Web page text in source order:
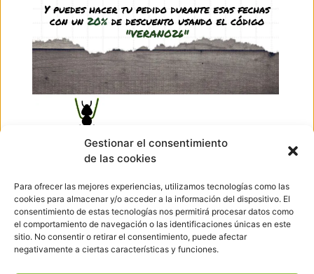
Gestionar el consentimiento
de las cookies
Para ofrecer las mejores experiencias, utilizamos tecnologías como las
cookies para almacenar y/o acceder a la información del dispositivo. El
consentimiento de estas tecnologías nos permitirá procesar datos como
el comportamiento de navegación o las identificaciones únicas en este
sitio. No consentir o retirar el consentimiento, puede afectar
negativamente a ciertas características y funciones.
5,95€ (IVA incl.)
See product
Ir arriba
Hormigueando © Copyright 2023. Diseño web realizado por
656 582 507
info@hormigueando.com
Tres Cantos (Madrid)
Envíos y Devoluciones